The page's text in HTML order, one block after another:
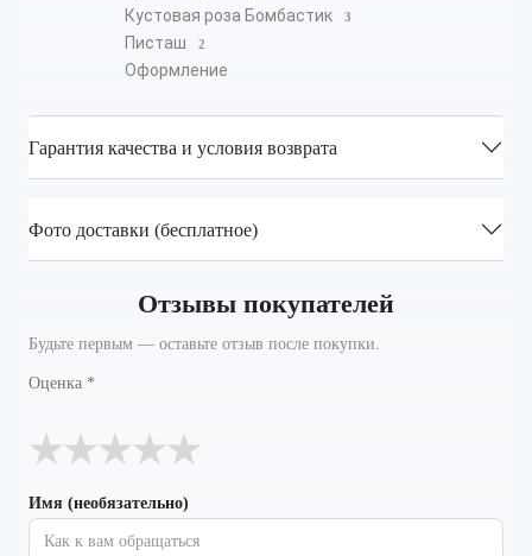
Кустовая роза Бомбастик 3
Писташ 2
Оформление
Гарантия качества и условия возврата
Фото доставки (бесплатное)
Отзывы покупателей
Будьте первым — оставьте отзыв после покупки.
Оценка *
★
★
★
★
★
Имя (необязательно)